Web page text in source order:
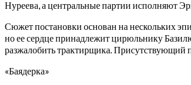
Нуреева, а центральные партии исполняют
Сюжет постановки основан на нескольких
но ее сердце принадлежит цирюльнику
разжалобить трактирщика. Присутствующий
«Баядерка»